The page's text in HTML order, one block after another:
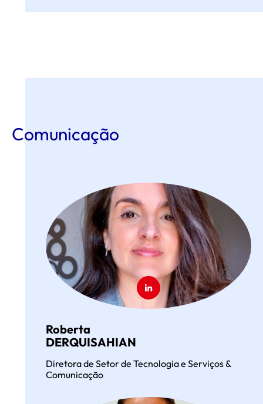
Comunicação
Roberta
DERQUISAHIAN
Diretora de Setor de Tecnologia e Serviços &
Comunicação